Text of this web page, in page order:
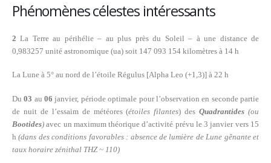
Phénomènes célestes intéressants
2La Terre au périhélie – au plus près du Soleil – à une distance de
0,983257 unité astronomique (ua) soit 147 093 154 kilomètres à 14 h
La Lune à 5° au nord de l’étoile Régulus [Alpha Leo (+1,3)] à 22 h
Du03 au06 janvier, période optimale pour l’observation en seconde partie
de nuit de l’essaim de météores (étoiles filantes) desQuadrantides(ou
Bootides)avec un maximum théorique d’activité prévu le 3 janvier vers 15
h(dans des conditions favorables : absence de lumière de Lune gênante et
taux horaire zénithal THZ ~ 110)